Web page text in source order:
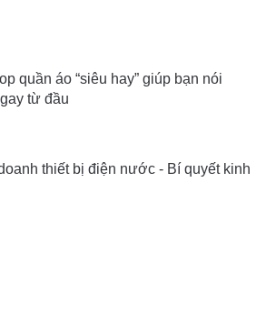
quần áo “siêu hay” giúp bạn nói
từ đầu
thiết bị điện nước - Bí quyết kinh